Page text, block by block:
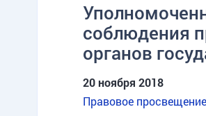
соблюдения
органов
20 ноября 2018
Правовое